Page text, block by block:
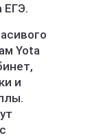
ЕГЭ.
Yota
и